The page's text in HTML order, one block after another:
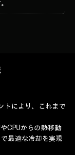
トにより、これまで
CPUからの熱移動
最適な冷却を実現